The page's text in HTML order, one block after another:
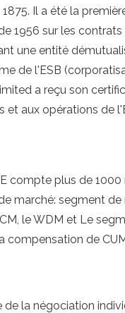
Il a été la
1956 sur les
une entité
de l'ESB
a reçu son
et aux opérations de
compte plus de
marché: segment
le WDM et Le
de
la négociation